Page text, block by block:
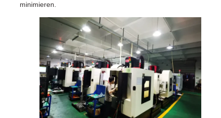
minimieren.